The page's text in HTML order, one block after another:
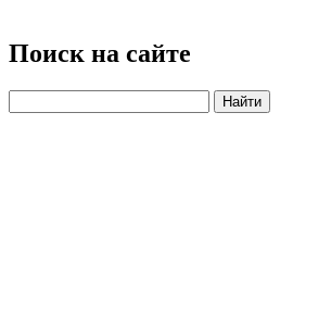
Поиск на сайте